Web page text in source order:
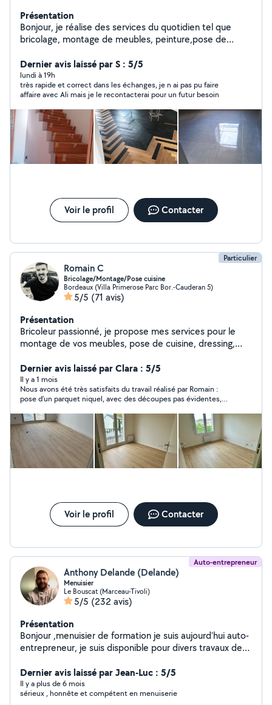
Présentation
Bonjour, je réalise des services du quotidien tel que
bricolage, montage de meubles, peinture,pose de
cordialement
Dernier avis laissé par S : 5/5
lundi à 19h
très rapide et correct dans les échanges, je n ai pas pu faire
affaire avec Ali mais je le recontacterai pour un futur besoin
Voir le profil Contacter
Particulier
Romain C
Bricolage/Montage/Pose cuisine
Bordeaux (Villa Primerose Parc Bor.-Cauderan 5)
5/5 (71 avis)
Présentation
Bricoleur passionné, je propose mes services pour le
montage de vos meubles, pose de cuisine, dressing,
Récemment diplômé en construction bois, j'étudie vos
projets d'abri de jardin, dépendance, terrasse, clôture
Dernier avis laissé par Clara : 5/5
Il y a 1 mois
Nous avons été très satisfaits du travail réalisé par Romain :
pose d’un parquet niquel, avec des découpes pas évidentes,
hésiter !
Voir le profil Contacter
Auto-entrepreneur
Anthony Delande (Delande)
Menuisier
Le Bouscat (Marceau-Tivoli)
5/5 (232 avis)
Présentation
Bonjour ,menuisier de formation je suis aujourd'hui auto-
entrepreneur, je suis disponible pour divers travaux de
meuble,fabrication sur mesure, pose de pallissade,
terrasse,abri de jardin,rénovation fabrication de volet
ect....
Dernier avis laissé par Jean-Luc : 5/5
Il y a plus de 6 mois
sérieux , honnête et compétent en menuiserie